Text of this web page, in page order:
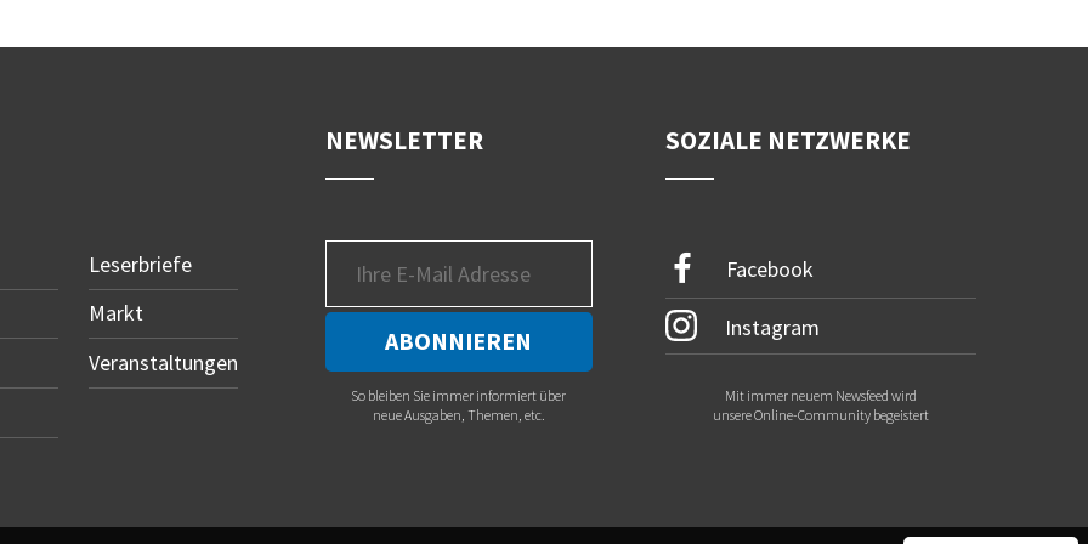
Leserbriefe
Markt
Veranstaltungen
NEWSLETTER
So bleiben Sie immer informiert über
neue Ausgaben, Themen, etc.
SOZIALE NETZWERKE
Facebook
Instagram
Mit immer neuem Newsfeed wird
unsere Online-Community begeistert